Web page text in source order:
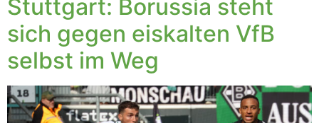
Stuttgart: Borussia steht
sich gegen eiskalten VfB
selbst im Weg